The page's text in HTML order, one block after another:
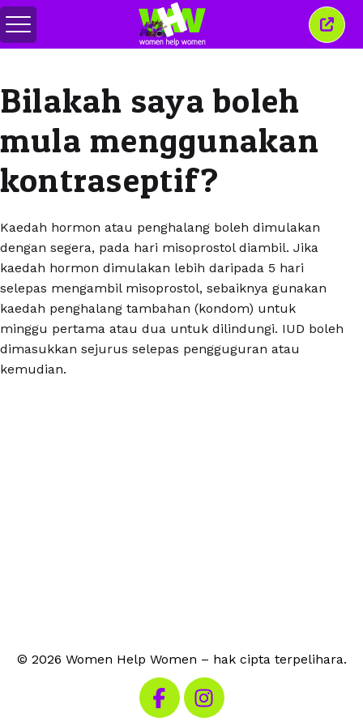
Togol
menu
Bilakah saya boleh
mula menggunakan
kontraseptif?
Kaedah hormon atau penghalang boleh dimulakan
dengan segera, pada hari misoprostol diambil. Jika
kaedah hormon dimulakan lebih daripada 5 hari
selepas mengambil misoprostol, sebaiknya gunakan
kaedah penghalang tambahan (kondom) untuk
minggu pertama atau dua untuk dilindungi. IUD boleh
dimasukkan sejurus selepas pengguguran atau
kemudian.
© 2026 Women Help Women – hak cipta terpelihara.
Lawati Facebook kami
Lawati Instagram kami